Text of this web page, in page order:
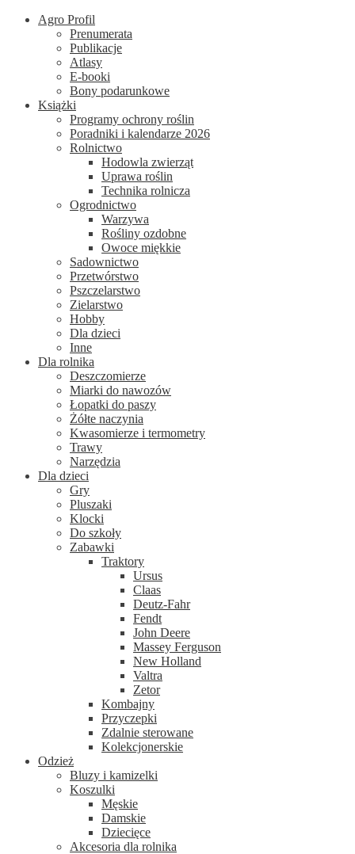
Agro Profil
Prenumerata
Publikacje
Atlasy
E-booki
Bony podarunkowe
Książki
Programy ochrony roślin
Poradniki i kalendarze 2026
Rolnictwo
Hodowla zwierząt
Uprawa roślin
Technika rolnicza
Ogrodnictwo
Warzywa
Rośliny ozdobne
Owoce miękkie
Sadownictwo
Przetwórstwo
Pszczelarstwo
Zielarstwo
Hobby
Dla dzieci
Inne
Dla rolnika
Deszczomierze
Miarki do nawozów
Łopatki do paszy
Żółte naczynia
Kwasomierze i termometry
Trawy
Narzędzia
Dla dzieci
Gry
Pluszaki
Klocki
Do szkoły
Zabawki
Traktory
Ursus
Claas
Deutz-Fahr
Fendt
John Deere
Massey Ferguson
New Holland
Valtra
Zetor
Kombajny
Przyczepki
Zdalnie sterowane
Kolekcjonerskie
Odzież
Bluzy i kamizelki
Koszulki
Męskie
Damskie
Dziecięce
Akcesoria dla rolnika